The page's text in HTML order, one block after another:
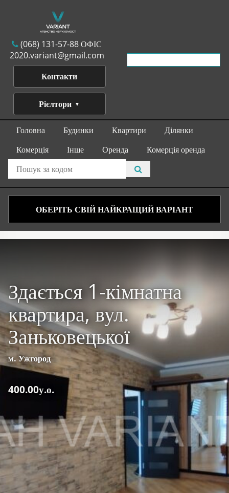
(068) 131-57-88 ОФІС
2020.variant@gmail.com
Контакти
Рієлтори
Головна Будинки Квартири
Ділянки
Комерція
Інше Оренда Комерція оренда
ОБЕРІТЬ СВІЙ НАЙКРАЩИЙ ВАРІАНТ
Здається 1-кімнатна
квартира, вул.
Заньковецької
м. Ужгород
400.00у.о.